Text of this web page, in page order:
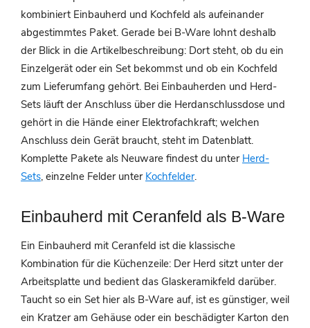
kombiniert Einbauherd und Kochfeld als aufeinander
abgestimmtes Paket. Gerade bei B-Ware lohnt deshalb
der Blick in die Artikelbeschreibung: Dort steht, ob du ein
Einzelgerät oder ein Set bekommst und ob ein Kochfeld
zum Lieferumfang gehört. Bei Einbauherden und Herd-
Sets läuft der Anschluss über die Herdanschlussdose und
gehört in die Hände einer Elektrofachkraft; welchen
Anschluss dein Gerät braucht, steht im Datenblatt.
Komplette Pakete als Neuware findest du unter Herd-
Sets, einzelne Felder unter Kochfelder.
Einbauherd mit Ceranfeld als B-Ware
Ein Einbauherd mit Ceranfeld ist die klassische
Kombination für die Küchenzeile: Der Herd sitzt unter der
Arbeitsplatte und bedient das Glaskeramikfeld darüber.
Taucht so ein Set hier als B-Ware auf, ist es günstiger, weil
ein Kratzer am Gehäuse oder ein beschädigter Karton den